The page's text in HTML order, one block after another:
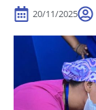
20/11/2025